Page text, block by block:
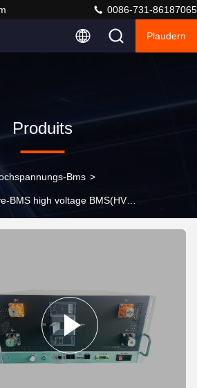
0086-731-86187065
Plaudern
Produits
Bms >
BMS high voltage BMS(HV